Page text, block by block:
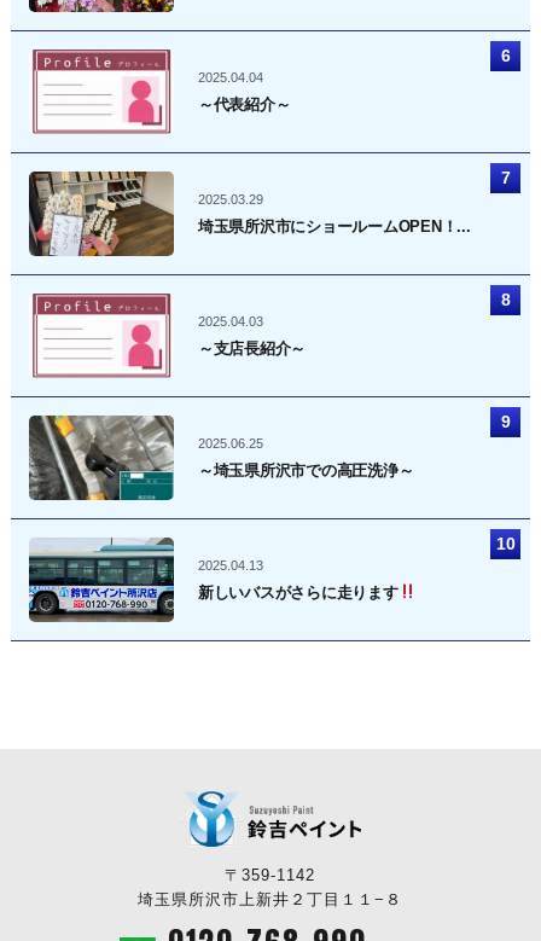
2025.04.04
～代表紹介～
2025.03.29
埼玉県所沢市にショールームOPEN！...
2025.04.03
～支店長紹介～
2025.06.25
～埼玉県所沢市での高圧洗浄～
2025.04.13
新しいバスがさらに走ります
〒359-1142
埼玉県所沢市上新井２丁目１１−８